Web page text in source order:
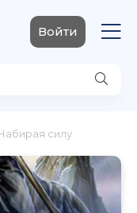
Войти
силу